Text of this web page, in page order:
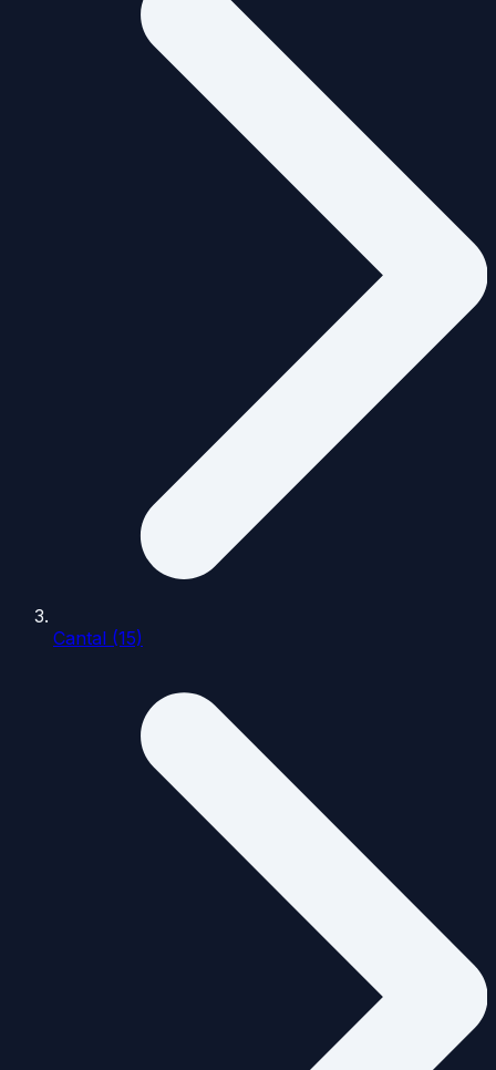
Cantal (15)